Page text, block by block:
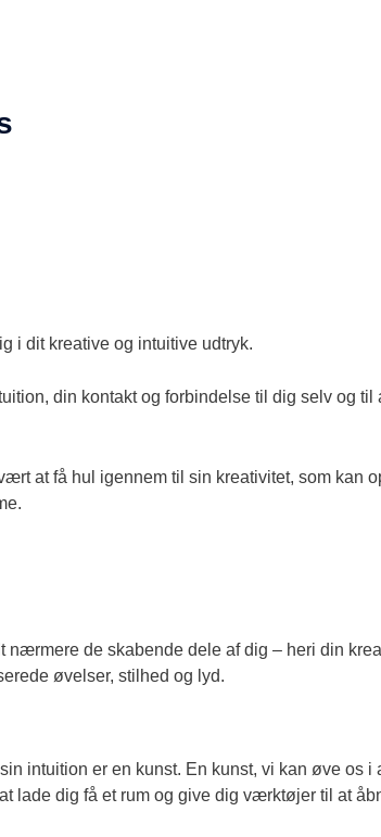
i dit kreative og intuitive udtryk.
din kontakt og forbindelse til dig selv og til
at få hul igennem til sin kreativitet, som kan
de skabende dele af dig – heri din
øvelser, stilhed og lyd.
intuition er en kunst. En kunst, vi kan øve
lade dig få et rum og give dig værktøjer til at